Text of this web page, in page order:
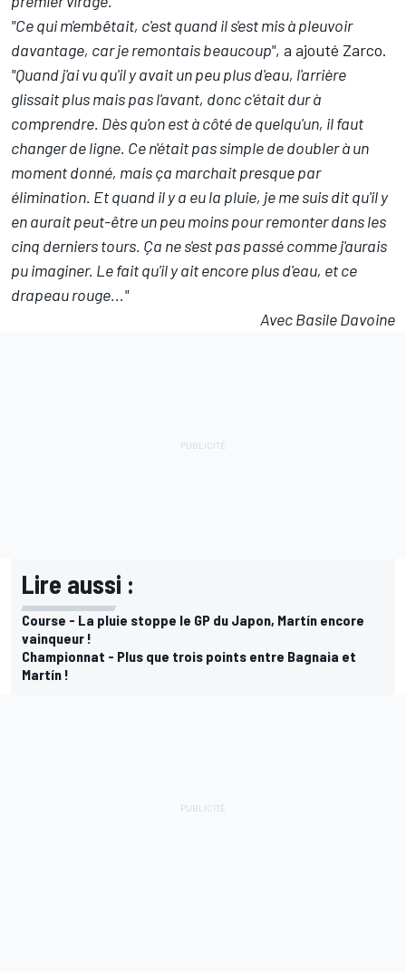
"Ce qui m'embêtait, c'est quand il s'est mis à pleuvoir
davantage, car je remontais beaucoup", a ajouté Zarco.
"Quand j'ai vu qu'il y avait un peu plus d'eau, l'arrière
glissait plus mais pas l'avant, donc c'était dur à
comprendre. Dès qu'on est à côté de quelqu'un, il faut
changer de ligne. Ce n'était pas simple de doubler à un
moment donné, mais ça marchait presque par
élimination. Et quand il y a eu la pluie, je me suis dit qu'il y
en aurait peut-être un peu moins pour remonter dans les
cinq derniers tours. Ça ne s'est pas passé comme j'aurais
pu imaginer. Le fait qu'il y ait encore plus d'eau, et ce
drapeau rouge..."
Avec Basile Davoine
Lire aussi :
Course - La pluie stoppe le GP du Japon, Martín encore
vainqueur !
Championnat - Plus que trois points entre Bagnaia et
Martín !